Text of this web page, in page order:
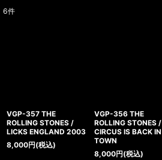
6件
VGP-357 THE
ROLLING STONES /
LICKS ENGLAND 2003
8,000円(税込)
VGP-356 THE
ROLLING STONES /
CIRCUS IS BACK IN
TOWN
8,000円(税込)